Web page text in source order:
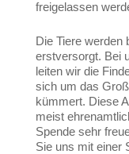
freigelassen
Die Tiere werden
erstversorgt. Bei
leiten wir die
sich um das
kümmert. Diese
meist
Spende sehr
Sie uns mit einer